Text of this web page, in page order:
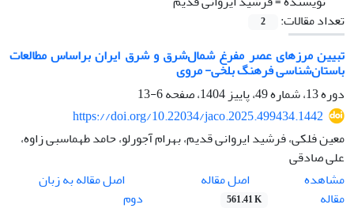
تعداد مقالات:
2
تبیین مرزهای عصر مفرغ شمال‌‌شرق و شرق ایران براساس مطالعات
باستان‌شناسی فرهنگ بلخی- مروی
دوره 13، شماره 49، پاییز 1404، صفحه
6-13
https://doi.org/10.22034/jaco.2025.499434.1442
معین فلکی، فرشید ایروانی قدیم، بهرام آجورلو، حامد طهماسبی زاوه،
علی صادقی
مشاهده
مقاله
اصل مقاله
561.41 K
اصل مقاله به زبان
دوم